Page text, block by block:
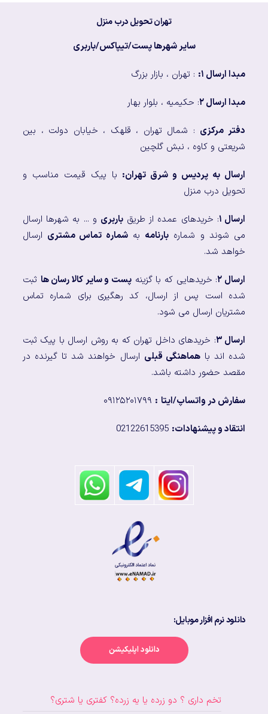
تهران تحویل درب منزل
سایر شهرها پست/تیپاکس/باربری
مبدا ارسال ۱: : تهران ، بازار بزرگ
مبدا ارسال ۲ : حکیمیه ، بلوار بهار
دفتر مرکزی : شمال تهران ، قلهک ، خیابان دولت ، بین
شریعتی و کاوه ، نبش گلچین
ارسال به پردیس و شرق تهران: با پیک قیمت مناسب و
تحویل درب منزل
ارسال ۱ : خریدهای عمده از طریقباربری و ... به شهرها ارسال
می شوند و شماره بارنامه بهشماره تماس مشتری ارسال
خواهد شد.
ارسال ۲ : خریدهایی که با گزینه پست و سایر کالا رسان ها ثبت
شده است پس از ارسال، کد رهگیری برای شماره تماس
مشتریان ارسال می شود.
ارسال ۳
: خریدهای داخل تهران که به روش ارسال با پیک ثبت
شده اند باهماهنگی قبلی ارسال خواهند شد تا گیرنده در
مقصد حضور داشته باشد.
سفارش در واتساپ/ایتا :
انتقاد و پیشنهادات:
دانلود نرم افزار موبایل:
دانلود اپلیکیشن
تخم داری ؟ دو زرده یا یه زرده؟ کفتری یا شتری؟